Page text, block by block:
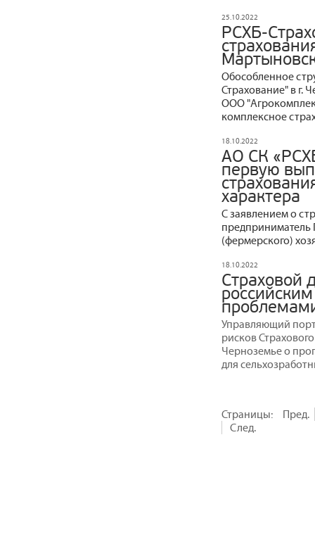
25.10.2022
РСХБ-
Обособленное
Страхование" в г.
ООО
комплексное
18.10.2022
АО СК
первую
характера
С заявлением о
предприниматель
(фермерского)
18.10.2022
Страховой
Управляющий
рисков
Черноземье о
для
Страницы:
Пред.
След.